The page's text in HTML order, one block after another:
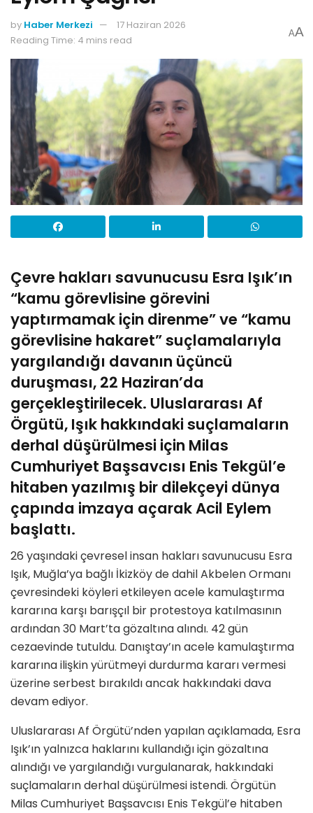
by Haber Merkezi
17 Haziran 2026
Reading Time: 4 mins read
AA
Çevre hakları savunucusu Esra Işık’ın
“kamu görevlisine görevini
yaptırmamak için direnme” ve “kamu
görevlisine hakaret” suçlamalarıyla
yargılandığı davanın üçüncü
duruşması, 22 Haziran’da
gerçekleştirilecek. Uluslararası Af
Örgütü, Işık hakkındaki suçlamaların
derhal düşürülmesi için Milas
Cumhuriyet Başsavcısı Enis Tekgül’e
hitaben yazılmış bir dilekçeyi dünya
çapında imzaya açarakAcil Eylem
başlattı.
26 yaşındaki çevresel insan hakları savunucusu Esra
Işık, Muğla’ya bağlı İkizköy de dahil Akbelen Ormanı
çevresindeki köyleri etkileyen acele kamulaştırma
kararına karşı barışçıl bir protestoya katılmasının
ardından 30 Mart’ta gözaltına alındı. 42 gün
cezaevinde tutuldu. Danıştay’ın acele kamulaştırma
kararına ilişkin yürütmeyi durdurma kararı vermesi
üzerine serbest bırakıldı ancak hakkındaki dava
devam ediyor.
Uluslararası Af Örgütü’nden yapılan açıklamada, Esra
Işık’ın yalnızca haklarını kullandığı için gözaltına
alındığı ve yargılandığı vurgulanarak, hakkındaki
suçlamaların derhal düşürülmesi istendi. Örgütün
Milas Cumhuriyet Başsavcısı Enis Tekgül’e hitaben